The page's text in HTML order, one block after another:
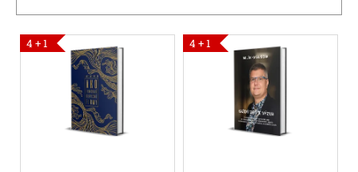
p
rV4 + 1 4 + 1
j
s
ť